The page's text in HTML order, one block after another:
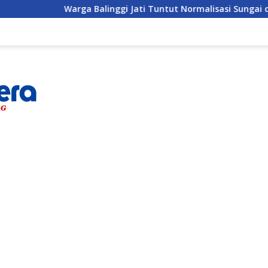
Warga Balinggi Jati Tuntut Normalisasi Sungai di Reses